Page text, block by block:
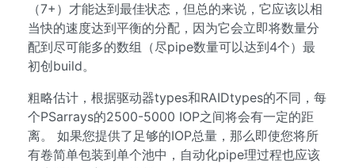
（7+）才能达到最佳状态，但总的来说，它应该以相
当快的速度达到平衡的分配，因为它会立即将数量分
配到尽可能多的数组（尽pipe数量可以达到4个）最
初创build。
粗略估计，根据驱动器types和RAIDtypes的不同，每
个PSarrays的2500-5000 IOP之间将会有一定的距
离。 如果您提供了足够的IOP总量，那么即使您将所
有卷简单包装到单个池中，自动化pipe理过程也应该